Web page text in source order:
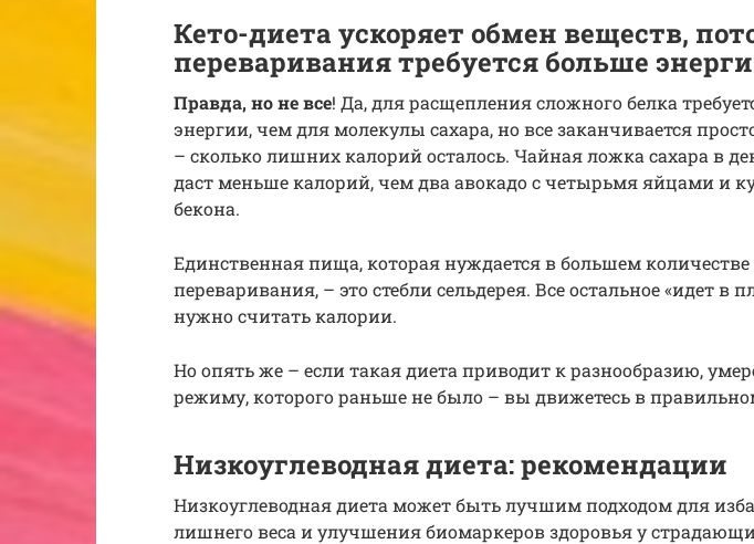
Кето-диета ускоряет обмен веществ,
переваривания требуется больше
Правда, но не все! Да, для расщепления сложного белка
энергии, чем для молекулы сахара, но все заканчивается
– сколько лишних калорий осталось. Чайная ложка сахара в
даст меньше калорий, чем два авокадо с четырьмя яйцами и
бекона.
Единственная пища, которая нуждается в большем
переваривания, – это стебли сельдерея. Все остальное «идет в
нужно считать калории.
Но опять же – если такая диета приводит к разнообразию,
режиму, которого раньше не было – вы движетесь в
Низкоуглеводная диета: рекомендации
Низкоуглеводная диета может быть лучшим подходом для
лишнего веса и улучшения биомаркеров здоровья у